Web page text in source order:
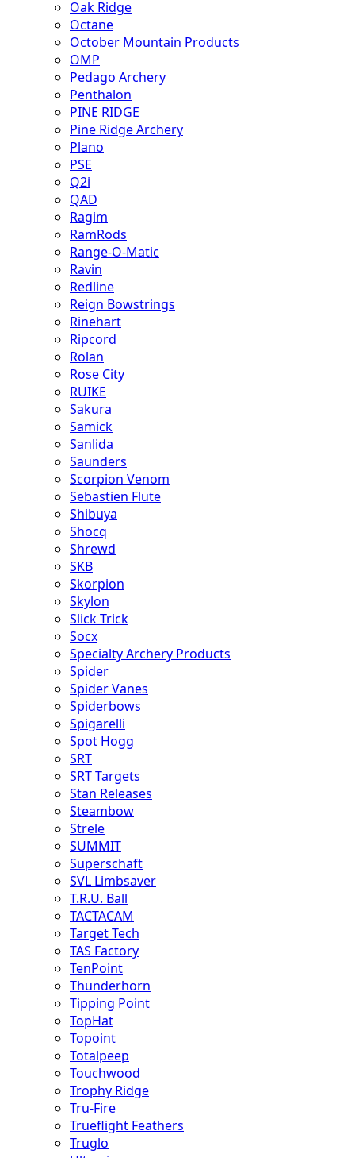
Oak Ridge
Octane
October Mountain Products
OMP
Pedago Archery
Penthalon
PINE RIDGE
Pine Ridge Archery
Plano
PSE
Q2i
QAD
Ragim
RamRods
Range-O-Matic
Ravin
Redline
Reign Bowstrings
Rinehart
Ripcord
Rolan
Rose City
RUIKE
Sakura
Samick
Sanlida
Saunders
Scorpion Venom
Sebastien Flute
Shibuya
Shocq
Shrewd
SKB
Skorpion
Skylon
Slick Trick
Socx
Specialty Archery Products
Spider
Spider Vanes
Spiderbows
Spigarelli
Spot Hogg
SRT
SRT Targets
Stan Releases
Steambow
Strele
SUMMIT
Superschaft
SVL Limbsaver
T.R.U. Ball
TACTACAM
Target Tech
TAS Factory
TenPoint
Thunderhorn
Tipping Point
TopHat
Topoint
Totalpeep
Touchwood
Trophy Ridge
Tru-Fire
Trueflight Feathers
Truglo